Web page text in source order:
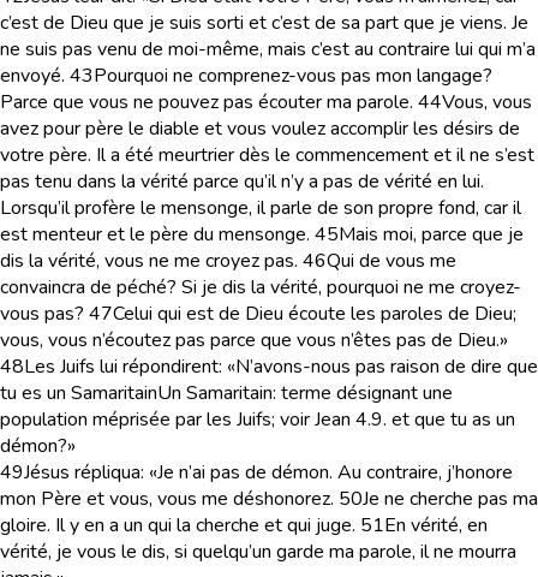
c’est de Dieu que je suis sorti et c’est de sa part que je viens. Je
ne suis pas venu de moi-même, mais c’est au contraire lui qui m’a
envoyé. 43Pourquoi ne comprenez-vous pas mon langage?
Parce que vous ne pouvez pas écouter ma parole. 44Vous, vous
avez pour père le diable et vous voulez accomplir les désirs de
votre père. Il a été meurtrier dès le commencement et il ne s’est
pas tenu dans la vérité parce qu’il n’y a pas de vérité en lui.
Lorsqu’il profère le mensonge, il parle de son propre fond, car il
est menteur et le père du mensonge. 45Mais moi, parce que je
dis la vérité, vous ne me croyez pas. 46Qui de vous me
convaincra de péché? Si je dis la vérité, pourquoi ne me croyez-
vous pas? 47Celui qui est de Dieu écoute les paroles de Dieu;
vous, vous n’écoutez pas parce que vous n’êtes pas de Dieu.»
48Les Juifs lui répondirent: «N’avons-nous pas raison de dire que
tu es un SamaritainUn Samaritain: terme désignant une
population méprisée par les Juifs; voir Jean 4.9. et que tu as un
démon?»
49Jésus répliqua: «Je n’ai pas de démon. Au contraire, j’honore
mon Père et vous, vous me déshonorez. 50Je ne cherche pas ma
gloire. Il y en a un qui la cherche et qui juge. 51En vérité, en
vérité, je vous le dis, si quelqu’un garde ma parole, il ne mourra